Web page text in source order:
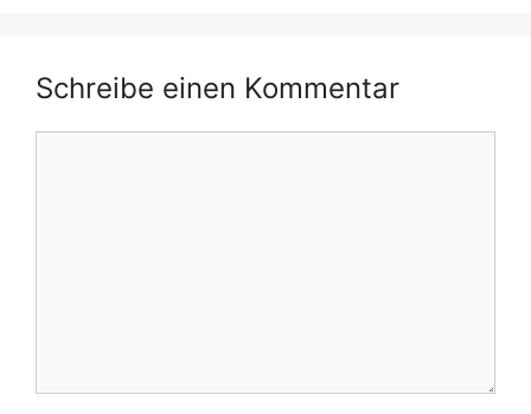
Schreibe einen Kommentar